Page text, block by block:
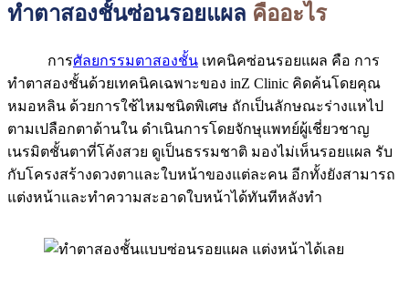
ทำตาสองชั้นซ่อนรอยแผล คืออะไร
การศัลยกรรมตาสองชั้น เทคนิคซ่อนรอยแผล คือ การ
ทำตาสองชั้นด้วยเทคนิคเฉพาะของ inZ Clinic คิดค้นโดยคุณ
หมอหลิน ด้วยการใช้ไหมชนิดพิเศษ ถักเป็นลักษณะร่างแหไป
ตามเปลือกตาด้านใน ดำเนินการโดยจักษุแพทย์ผู้เชี่ยวชาญ
เนรมิตชั้นตาที่โค้งสวย ดูเป็นธรรมชาติ มองไม่เห็นรอยแผล รับ
กับโครงสร้างดวงตาและใบหน้าของแต่ละคน อีกทั้งยังสามารถ
แต่งหน้าและทำความสะอาดใบหน้าได้ทันทีหลังทำ